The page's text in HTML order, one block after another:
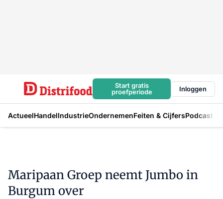
Start gratis
proefperiode
Inloggen
ActueelHandelIndustrieOndernemenFeiten & CijfersPodcast
Maripaan Groep neemt Jumbo in
Burgum over